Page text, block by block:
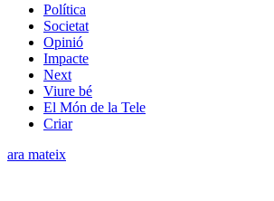
Política
Societat
Opinió
Impacte
Next
Viure bé
El Món de la Tele
Criar
ara mateix